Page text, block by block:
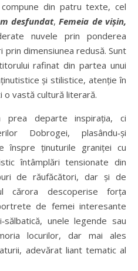
din patru texte, cel
desfundat,Femeia de vișin,
nuvele prin ponderea
dimensiunea redusă. Sunt
rafinat din partea unui
și stilistice, atenție în
o vastă cultură literară.
prea departe inspirația, ci
Dobrogei, plasându‑și
înspre ținuturile graniței cu
întâmplări tensionate din
de răufăcători, dar și de
cărora descoperise forța
de femei interesante
unele legende sau
locurilor, dar mai ales
adevărat liant tematic al